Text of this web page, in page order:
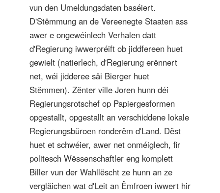
vun den Umeldungsdaten baséiert.
D'Stëmmung an de Vereenegte Staaten ass
awer e ongewéinlech Verhalen datt
d'Regierung iwwerpréift ob jiddfereen huet
gewielt (natierlech, d'Regierung erënnert
net, wéi jidderee säi Bierger huet
Stëmmen). Zënter ville Joren hunn déi
Regierungsrotschef op Papiergesformen
opgestallt, opgestallt an verschiddene lokale
Regierungsbüroen ronderëm d'Land. Dëst
huet et schwéier, awer net onméiglech, fir
politesch Wëssenschaftler eng komplett
Biller vun der Wahllëscht ze hunn an ze
vergläichen wat d'Leit an Ëmfroen iwwert hir